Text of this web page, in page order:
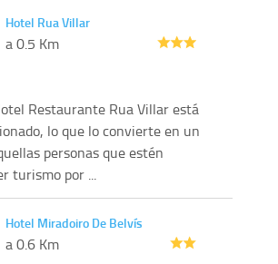
Hotel Rua Villar
a 0.5 Km
Restaurante Rua Villar está
lo que lo convierte en un
personas que estén
turismo por ...
Hotel Miradoiro De Belvís
a 0.6 Km